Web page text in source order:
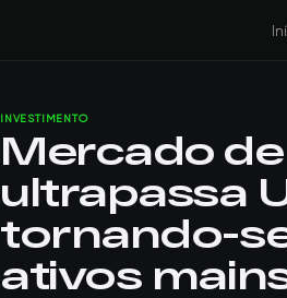
INVESTIMENTO
Mercado
ultrapassa
tornando-
ativos